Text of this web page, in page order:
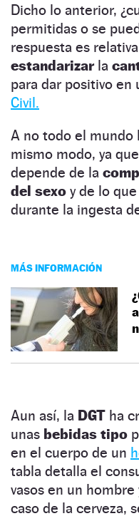
Dicho lo anterior,
permitidas o se
respuesta es
estandarizarla
para dar positivo en
Civil.
A no todo el mundo
mismo modo, ya
depende de la
del sexo y de lo
durante la ingesta
MÁS INFORMACIÓN
Aun así, la DGT ha
unas bebidas tipo
en el cuerpo de un
tabla detalla el
vasos en un
caso de la cerveza,